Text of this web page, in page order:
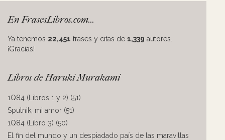
En FrasesLibros.com...
Ya tenemos 22,451 frases y citas de 1,339 autores.
¡Gracias!
Libros de Haruki Murakami
1Q84 (Libros 1 y 2) (51)
Sputnik, mi amor (51)
1Q84 (Libro 3) (50)
El fin del mundo y un despiadado país de las maravillas